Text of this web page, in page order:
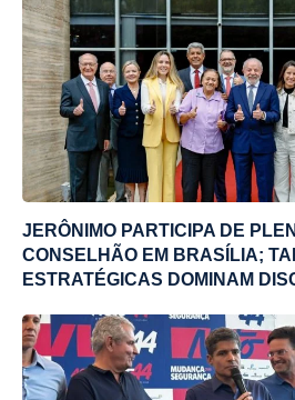
JERÔNIMO PARTICIPA DE
CONSELHÃO EM BRASÍLIA;
ESTRATÉGICAS DOMINAM